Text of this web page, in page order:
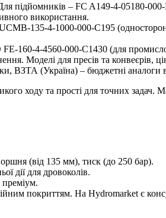
підйомників – FC A149-4-05180-
використання.
135-4-1000-000-C195
FE-160-4-4560-000-C1430 (для
Моделі для пресів та конвеєрів,
ВЗТА (Україна) – бюджетні
ходу та прості для точних
(від 135 мм), тиск (до 250 бар).
дії для дровоколів.
преміум.
покриттям. На Hydromarket є